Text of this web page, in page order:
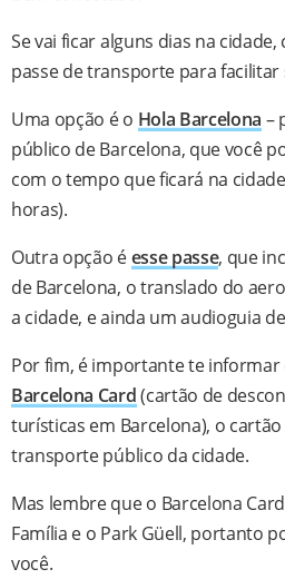
Se vai ficar alguns dias na
passe de transporte para
Uma opção é o Hola Barcelona –
público de Barcelona, que você
com o tempo que ficará na
horas).
Outra opção éesse passe, que
de Barcelona, o translado do
a cidade, e ainda um audioguia
Por fim, é importante te informar
Barcelona Card(cartão de
turísticas em Barcelona), o cartão
transporte público da cidade.
Mas lembre que o Barcelona
Família e o Park Güell, portanto
você.